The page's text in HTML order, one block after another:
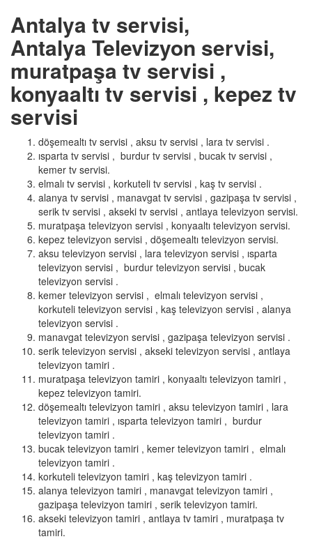
Antalya tv servisi,
Antalya Televizyon servisi,
muratpaşa tv servisi ,
konyaaltı tv servisi , kepez tv
servisi
döşemealtı tv servisi , aksu tv servisi , lara tv servisi .
ısparta tv servisi , burdur tv servisi , bucak tv servisi ,
kemer tv servisi.
elmalı tv servisi , korkuteli tv servisi , kaş tv servisi .
alanya tv servisi , manavgat tv servisi , gazipaşa tv servisi ,
serik tv servisi , akseki tv servisi , antlaya televizyon servisi.
muratpaşa televizyon servisi , konyaaltı televizyon servisi.
kepez televizyon servisi , döşemealtı televizyon servisi.
aksu televizyon servisi , lara televizyon servisi , ısparta
televizyon servisi , burdur televizyon servisi , bucak
televizyon servisi .
kemer televizyon servisi , elmalı televizyon servisi ,
korkuteli televizyon servisi , kaş televizyon servisi , alanya
televizyon servisi .
manavgat televizyon servisi , gazipaşa televizyon servisi .
serik televizyon servisi , akseki televizyon servisi , antlaya
televizyon tamiri .
muratpaşa televizyon tamiri , konyaaltı televizyon tamiri ,
kepez televizyon tamiri.
döşemealtı televizyon tamiri , aksu televizyon tamiri , lara
televizyon tamiri , ısparta televizyon tamiri , burdur
televizyon tamiri .
bucak televizyon tamiri , kemer televizyon tamiri , elmalı
televizyon tamiri .
korkuteli televizyon tamiri , kaş televizyon tamiri .
alanya televizyon tamiri , manavgat televizyon tamiri ,
gazipaşa televizyon tamiri , serik televizyon tamiri.
akseki televizyon tamiri , antlaya tv tamiri , muratpaşa tv
tamiri.